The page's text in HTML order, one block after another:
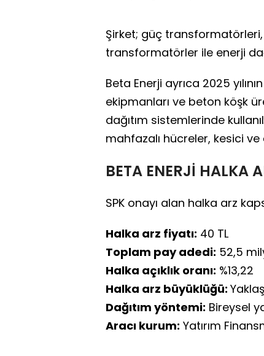
Şirket; güç
transformatörler ile enerji
Beta Enerji ayrıca 2025
ekipmanları ve beton köşk
dağıtım sistemlerinde
mahfazalı hücreler, kesici ve
BETA ENERJİ HALKA
SPK onayı alan halka arz
Halka arz fiyatı: 40 TL
Toplam pay adedi: 52,5
Halka açıklık oranı: %13,22
Halka arz büyüklüğü:
Dağıtım yöntemi: Bireysel
Aracı kurum: Yatırım